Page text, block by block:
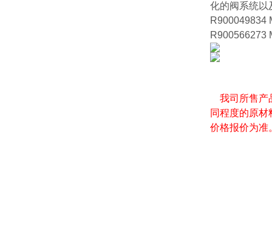
化的阀系统以
R900049834
R900566273
我司所售产
同程度的原
价格报价为准